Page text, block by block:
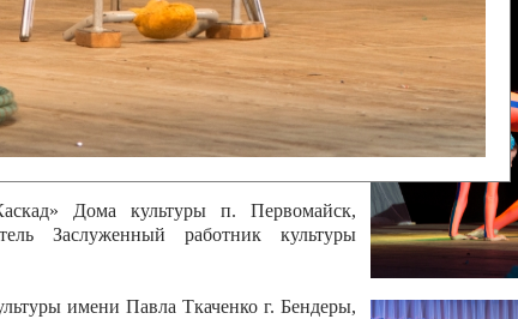
«Алегро» Дома детско –юношеского
района, руководитель Хачатурян Юрий
Городской дворец культуры г.
работник культуры Приднестровской
Елистратов;
Дома культуры п. Первомайск,
Заслуженный работник культуры
имени Павла Ткаченко г. Бендеры,